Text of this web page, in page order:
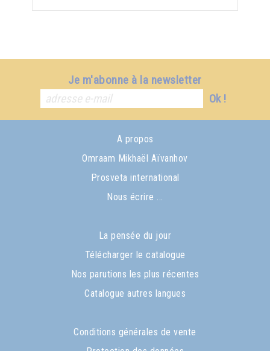
Je m'abonne à la newsletter
Ok !
A propos
Omraam Mikhaël Aïvanhov
Prosveta international
Nous écrire ...
La pensée du jour
Télécharger le catalogue
Nos parutions les plus récentes
Catalogue autres langues
Conditions générales de vente